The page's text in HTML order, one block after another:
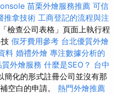
苗栗外燴服務推薦 可信
推拿技術 工商登記的流程與注
檢查公司表格」頁面上執行程
假牙費用參考 台北優質外燴
料 婚禮外燴 專注數據分析的
外燴服務 什麼是SEO？ 台中
簡化的形式註冊公司並沒有那
空白的申請。 熱門外燴推薦